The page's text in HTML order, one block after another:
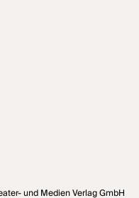
und Medien Verlag GmbH